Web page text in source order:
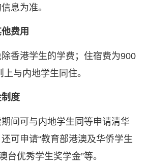
息为准。
费用
香港学生的学费；住宿费为900
与内地学生同住。
度
间可与内地学生同等申请清华
可申请“教育部港澳及华侨学生
台优秀学生奖学金”等。